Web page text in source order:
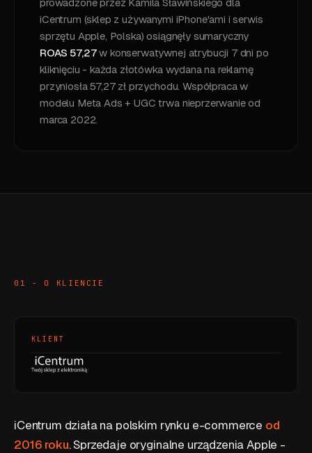
iCentrum (sklep z używanymi iPhone'ami i serwis
sprzętu Apple, Polska) osiągnęły sumaryczny
ROAS 57,27w konserwatywnej atrybucji 7 dni po
kliknięciu - każda złotówka wydana na reklamę
przyniosła 57,27 zł przychodu. Współpraca w
modelu Meta Ads + UGC trwa nieprzerwanie od
marca 2022.
01 - O KLIENCIE
KLIENT
iCentrum działa na polskim rynku e-commerce od
2016 roku. Sprzedaje oryginalne urządzenia Apple -